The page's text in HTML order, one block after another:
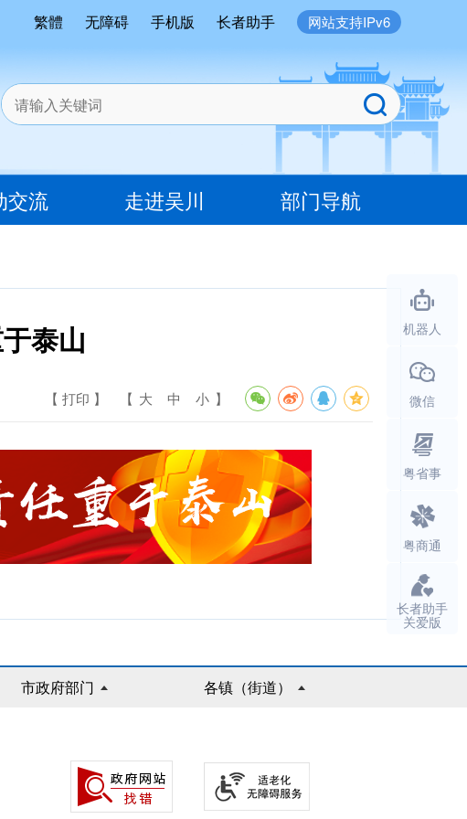
繁體 无障碍 手机版 长者助手 网站支持IPv6
交流 走进吴川 部门导航
泰山
【 打印 】 【 大 中 小 】
机器人
微信
粤省事
粤商通
长者助手
关爱版
市政府部门 各镇（街道）